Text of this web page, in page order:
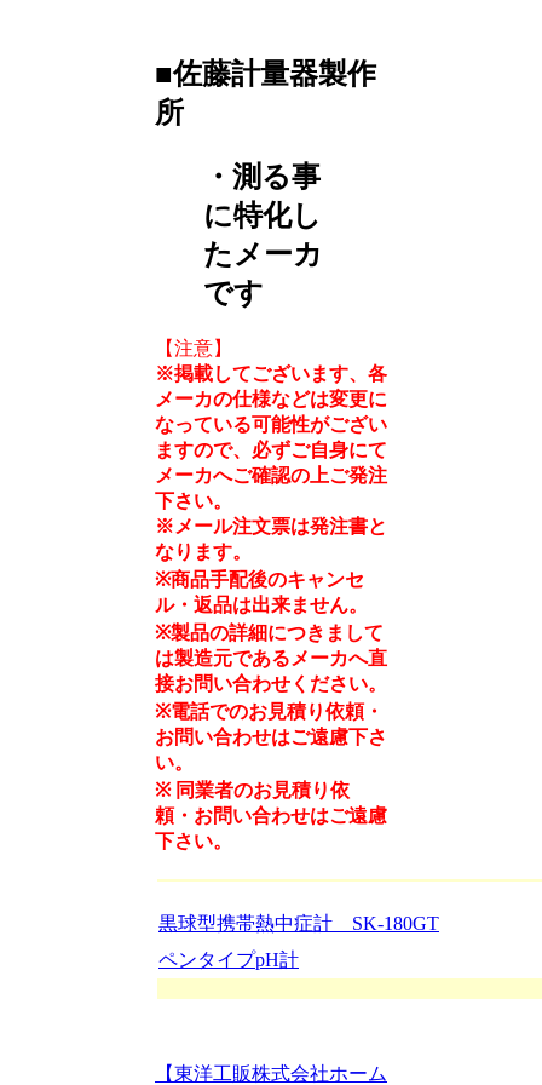
■佐藤計量器製作
所
・測る事
に特化し
たメーカ
です
【注意】
※掲載してございます、各
メーカの仕様などは変更に
なっている可能性がござい
ますので、必ずご自身にて
メーカへご確認の上ご発注
下さい。
※メール注文票は発注書と
なります。
※商品手配後のキャンセ
ル・返品は出来ません。
※製品の詳細につきまして
は製造元であるメーカへ直
接お問い合わせください。
※電話でのお見積り依頼・
お問い合わせはご遠慮下さ
い。
※ 同業者のお見積り依
頼・お問い合わせはご遠慮
下さい。
黒球型携帯熱中症計 SK-180GT
ペンタイプpH計
【東洋工販株式会社ホーム